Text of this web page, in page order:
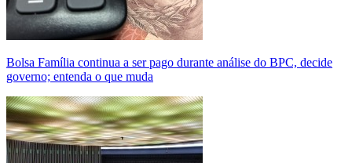
Bolsa Família continua a ser pago durante análise do BPC, decide
governo; entenda o que muda